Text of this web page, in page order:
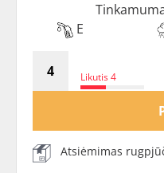
E
Likutis 4
Atsiėmimas